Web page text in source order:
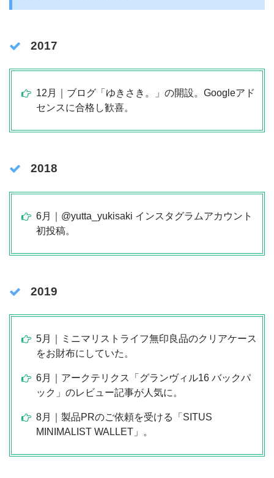
2017
12月｜ブログ「ゆきさき。」の開設。Googleアド
センスに合格し歓喜。
2018
6月｜@yutta_yukisaki インスタグラムアカウント
初投稿。
2019
5月｜ミニマリストライフ無印良品のクリアケース
をお財布にしていた。
6月｜アークテリクス「グランヴィル16 バックパ
ック」のレビュー記事が人気に。
8月｜製品PRのご依頼を受ける「SITUS
MINIMALIST WALLET」。